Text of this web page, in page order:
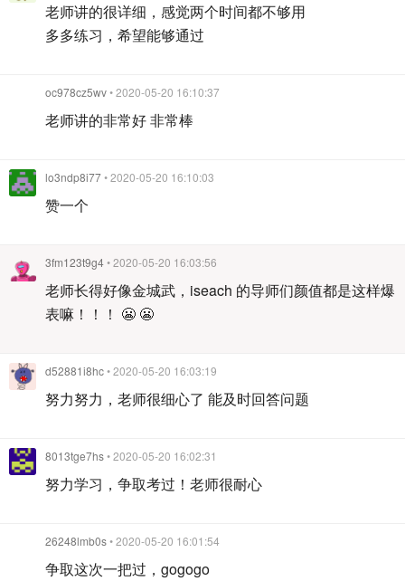
老师讲的很详细，感觉两个时间都不够用
多多练习，希望能够通过
oc978cz5wv• 2020-05-20 16:10:37
老师讲的非常好 非常棒
lo3ndp8i77• 2020-05-20 16:10:03
赞一个
3fm123t9g4• 2020-05-20 16:03:56
老师长得好像金城武，iseach 的导师们颜值都是这样爆
表嘛！！！ 😬 😬
d52881i8hc• 2020-05-20 16:03:19
努力努力，老师很细心了 能及时回答问题
8013tge7hs• 2020-05-20 16:02:31
努力学习，争取考过！老师很耐心
26248lmb0s• 2020-05-20 16:01:54
争取这次一把过，gogogo